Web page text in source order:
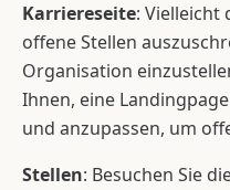
Karriereseite: Vielleicht
offene Stellen
Organisation
Ihnen, eine
und anzupassen, um
Stellen: Besuchen Sie